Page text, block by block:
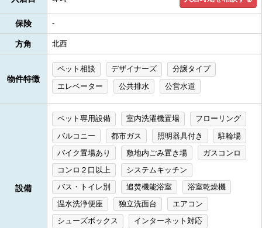
保険 -
方角 北西
物件特徴
ペット相談 デザイナーズ
分譲タイプ
エレベーター
公共排水 公営水道
設備
ペット専用設備 室内洗濯機置場
フローリング
バルコニー
都市ガス 照明器具付き
駐輪場
バイク置場あり
敷地内ごみ置き場
ガスコンロ
コンロ２口以上
システムキッチン
バス・トイレ別
追焚機能浴室
浴室乾燥機
温水洗浄便座
独立洗面台
エアコン
シューズボックス
インターネット対応